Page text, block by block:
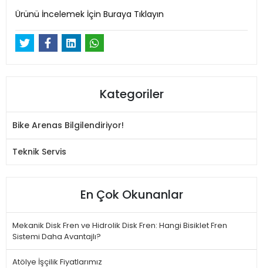
Ürünü İncelemek İçin Buraya Tıklayın
Kategoriler
Bike Arenas Bilgilendiriyor!
Teknik Servis
En Çok Okunanlar
Mekanik Disk Fren ve Hidrolik Disk Fren: Hangi Bisiklet Fren
Sistemi Daha Avantajlı?
Atölye İşçilik Fiyatlarımız